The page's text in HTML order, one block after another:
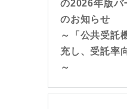
の2026年版バ
のお知らせ
～「公共受託
充し、受託率
～